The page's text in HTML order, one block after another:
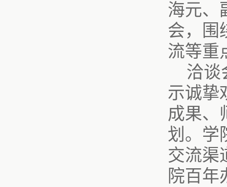
海元、
会，围
流等重
洽谈
示诚挚
成果、
划。学
交流渠
院百年